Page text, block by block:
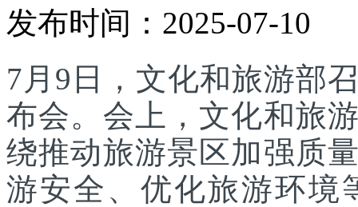
发布时间：2025-07-10
7月9日，文化和旅游部
布会。会上，文化和旅
绕推动旅游景区加强质
游安全、优化旅游环境